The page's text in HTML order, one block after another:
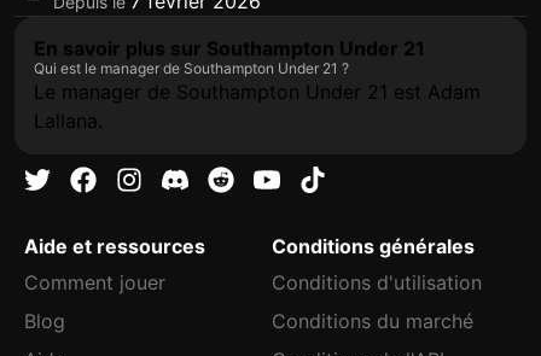
En savoir plus sur Southampton Under 21
Qui est le manager de Southampton Under 21 ?
Le manager de Southampton Under 21 est Adam
Lallana.
Aide et ressources
Comment jouer
Blog
Conditions générales
Conditions d'utilisation
Conditions du marché